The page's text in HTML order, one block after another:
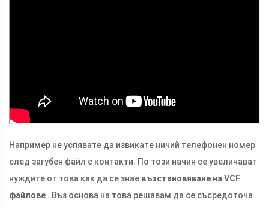
Например не успявате да извикате ничий телефонен номер
след загубен файл с контакти. По този начин се увеличават
нуждите от това как да се знае възстановяване на VCF
файлове . Въз основа на това решавам да се съсредоточа